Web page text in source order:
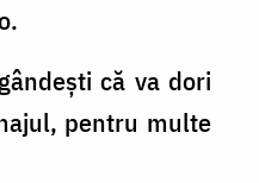
că va dori
pentru multe